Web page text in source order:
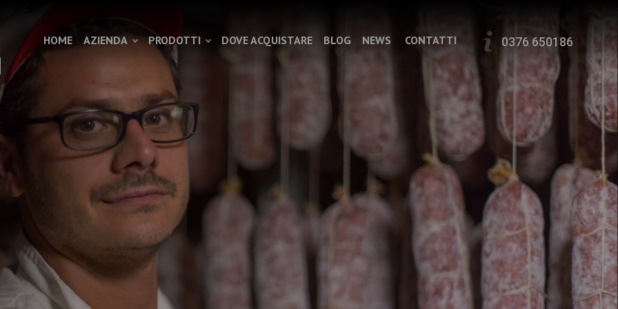
HOME AZIENDA PRODOTTI DOVE ACQUISTARE BLOG NEWS CONTATTI 0376 650186